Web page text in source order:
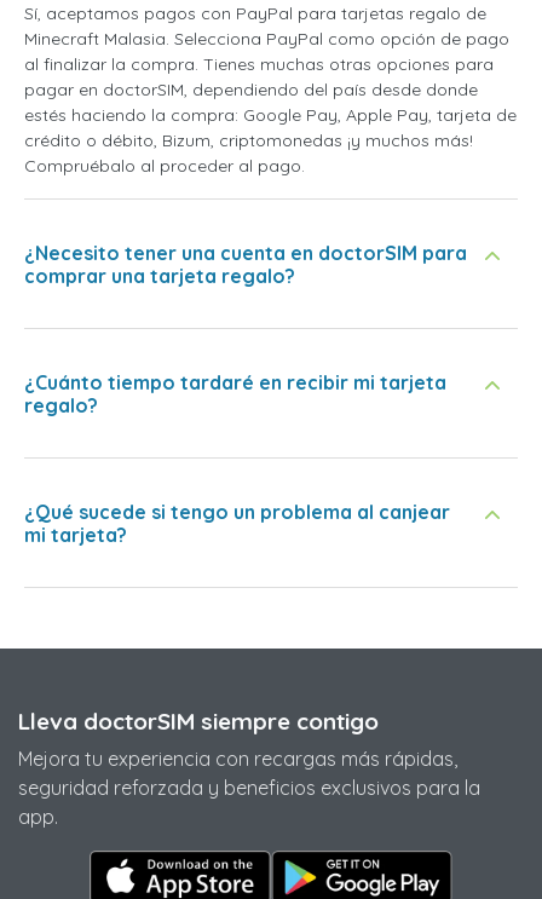
Sí, aceptamos pagos con PayPal para tarjetas regalo de
Minecraft Malasia. Selecciona PayPal como opción de pago
al finalizar la compra. Tienes muchas otras opciones para
pagar en doctorSIM, dependiendo del país desde donde
estés haciendo la compra: Google Pay, Apple Pay, tarjeta de
crédito o débito, Bizum, criptomonedas ¡y muchos más!
Compruébalo al proceder al pago.
¿Necesito tener una cuenta en doctorSIM para
comprar una tarjeta regalo?
¿Cuánto tiempo tardaré en recibir mi tarjeta
regalo?
¿Qué sucede si tengo un problema al canjear
mi tarjeta?
Lleva doctorSIM siempre contigo
Mejora tu experiencia con recargas más rápidas,
seguridad reforzada y beneficios exclusivos para la
app.